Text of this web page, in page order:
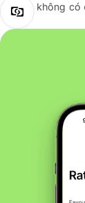
không có